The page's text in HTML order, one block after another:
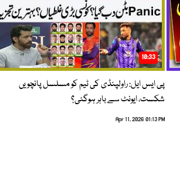
10:33
پی ایس ایل: راولپنڈی کی ٹیم کو مسلسل پانچویں
شکست، ایونٹ سے باہر ہوگئی؟
Apr 11, 2026 01:13 PM